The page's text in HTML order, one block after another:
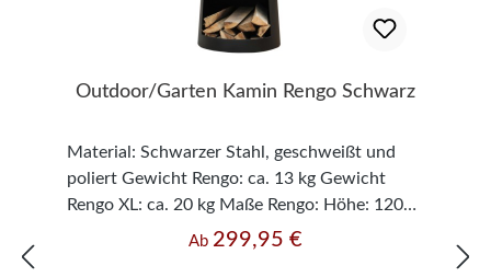
Outdoor/Garten Kamin Rengo Schwarz
Material: Schwarzer Stahl, geschweißt und
poliert Gewicht Rengo: ca. 13 kg Gewicht
Rengo XL: ca. 20 kg Maße Rengo: Höhe: 120
cm x Breite: 31 cm x Tiefe: 31 cm Maße Rengo
Regulärer Preis:
Ab 299,95 €